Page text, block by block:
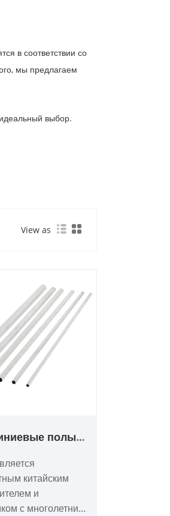
в соответствии со
мы предлагаем
выбор.
View as
полые
китайским
и
с многолетним